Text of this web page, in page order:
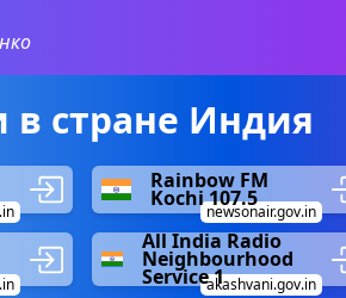
стране Индия
Rainbow FM
Kochi 107.5
newsonair.gov.in
All India Radio
Neighbourhood
Service 1akashvani.gov.in